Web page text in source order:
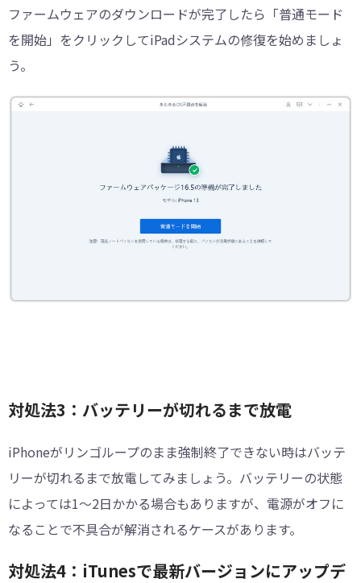
ファームウェアのダウンロードが完了したら「普通モード
を開始」をクリックしてiPadシステムの修復を始めましょ
う。
対処法3：バッテリーが切れるまで放電
iPhoneがリンゴループのまま強制終了できない時はバッテ
リーが切れるまで放電してみましょう。バッテリーの状態
によっては1～2日かかる場合もありますが、電源がオフに
なることで不具合が解消されるケースがあります。
対処法4：iTunesで最新バージョンにアップデ